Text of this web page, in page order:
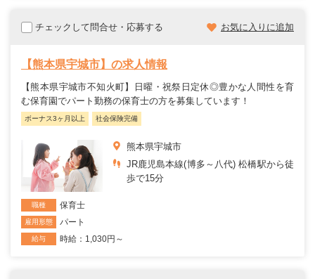
チェックして問合せ・応募する お気に入りに追加
【熊本県宇城市】の求人情報
【熊本県宇城市不知火町】日曜・祝祭日定休◎豊かな人間性を育
む保育園でパート勤務の保育士の方を募集しています！
ボーナス3ヶ月以上 社会保険完備
熊本県宇城市
JR鹿児島本線(博多～八代) 松橋駅から徒
歩で15分
職種 保育士
雇用形態 パート
給与 時給：1,030円～